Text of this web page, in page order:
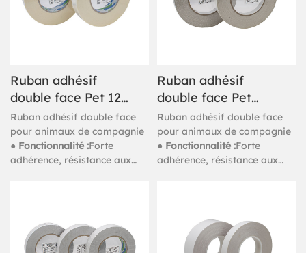
Ruban adhésif
double face Pet 120
microns à base de
solvant
Ruban adhésif double face
pour animaux de compagnie
● Fonctionnalité :Forte
adhérence, résistance aux
Ruban adhésif
double face Pet
150 mic à base de
solvant
Ruban adhésif double face
pour animaux de compagnie
● Fonctionnalité :Forte
adhérence, résistance aux